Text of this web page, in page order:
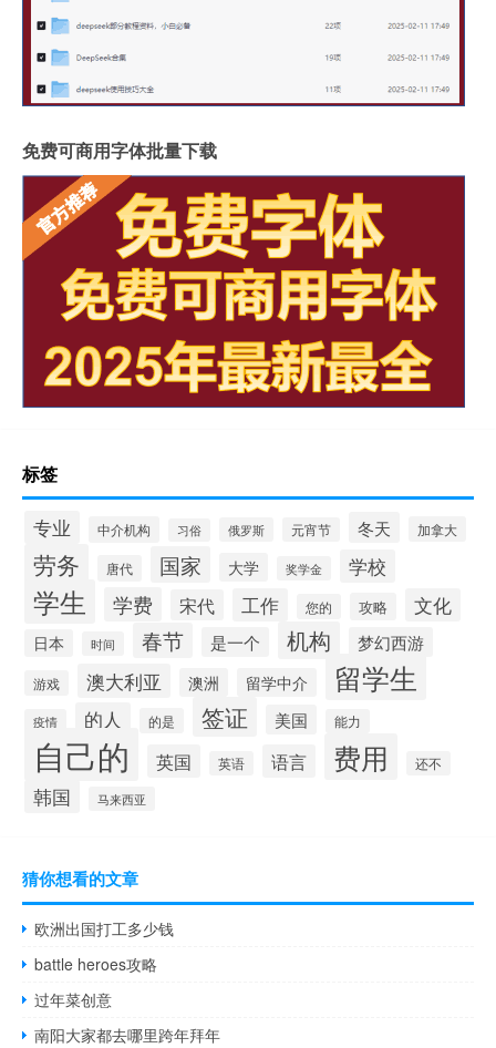
免费可商用字体批量下载
标签
专业 中介机构 习俗 俄罗斯 元宵节 冬天 加拿大
劳务 唐代 国家 大学 奖学金 学校
学生 学费 宋代 工作 您的 攻略 文化
日本 时间 春节 是一个 机构 梦幻西游
游戏 澳大利亚 澳洲 留学中介 留学生
疫情 的人 的是 签证 美国 能力
自己的 英国 英语 语言 费用 还不
韩国 马来西亚
猜你想看的文章
欧洲出国打工多少钱
battle heroes攻略
过年菜创意
南阳大家都去哪里跨年拜年